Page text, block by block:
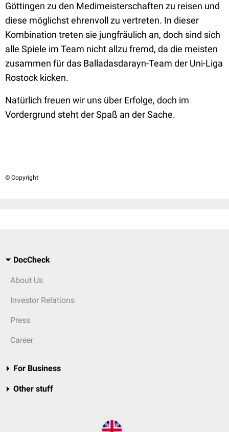
Göttingen zu den Medimeisterschaften zu reisen und
diese möglichst ehrenvoll zu vertreten. In dieser
Kombination treten sie jungfräulich an, doch sind sich
alle Spiele im Team nicht allzu fremd, da die meisten
zusammen für das Balladasdarayn-Team der Uni-Liga
Rostock kicken.
Natürlich freuen wir uns über Erfolge, doch im
Vordergrund steht der Spaß an der Sache.
© Copyright
DocCheck
About Us
Investor Relations
Press
Career
For Business
Other stuff